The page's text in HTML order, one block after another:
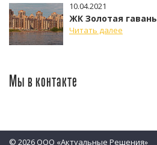
10.04.2021
ЖК Золотая гавань
Читать далее
Мы в контакте
© 2026 ООО «Актуальные Решения»